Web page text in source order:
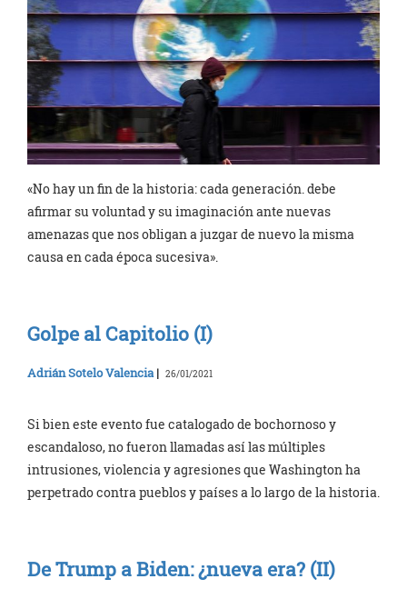
«No hay un fin de la historia: cada generación. debe
afirmar su voluntad y su imaginación ante nuevas
amenazas que nos obligan a juzgar de nuevo la misma
causa en cada época sucesiva».
Golpe al Capitolio (I)
Adrián Sotelo Valencia | 26/01/2021
Si bien este evento fue catalogado de bochornoso y
escandaloso, no fueron llamadas así las múltiples
intrusiones, violencia y agresiones que Washington ha
perpetrado contra pueblos y países a lo largo de la historia.
De Trump a Biden: ¿nueva era? (II)